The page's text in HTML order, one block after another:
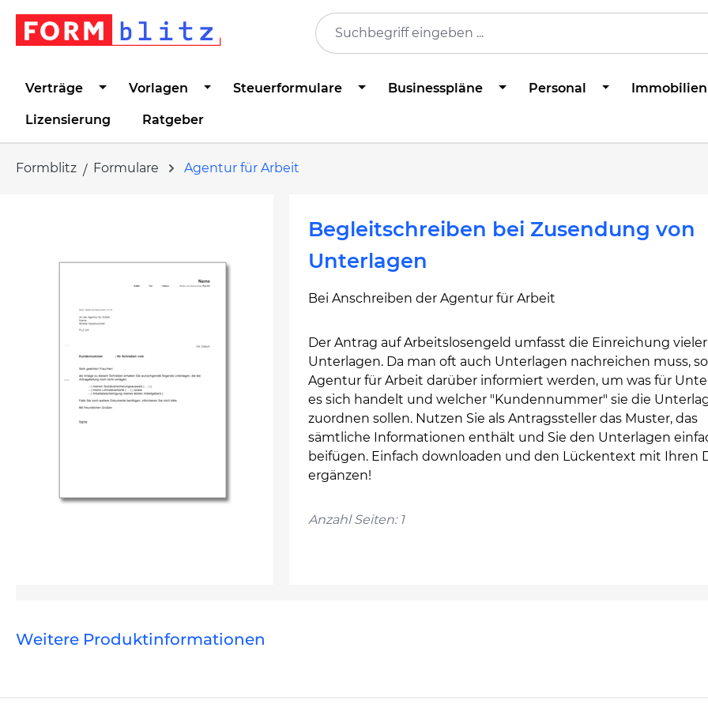
Zur Hauptnavigation springen
Verträge Vorlagen Steuerformulare Businesspläne Personal Immobilien
Lizensierung Ratgeber
Formblitz Formulare Agentur für Arbeit
Begleitschreiben bei Zusendung von
Unterlagen
Bei Anschreiben der Agentur für Arbeit
Der Antrag auf Arbeitslosengeld umfasst die Einreichung vieler
Unterlagen. Da man oft auch Unterlagen nachreichen muss,
Agentur für Arbeit darüber informiert werden, um was für
es sich handelt und welcher "Kundennummer" sie die
zuordnen sollen. Nutzen Sie als Antragssteller das Muster, das
sämtliche Informationen enthält und Sie den Unterlagen
beifügen. Einfach downloaden und den Lückentext mit Ihren
ergänzen!
Anzahl Seiten: 1
Weitere Produktinformationen